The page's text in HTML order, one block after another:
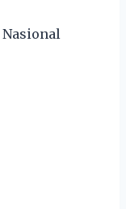
Nasional